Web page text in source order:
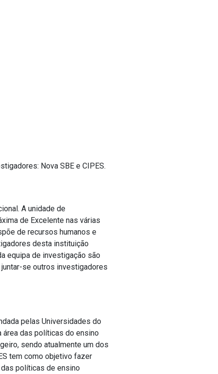
Nova SBE e CIPES.
A unidade de
de Excelente nas várias
de recursos humanos e
desta instituição
equipa de investigação são
se outros investigadores
pelas Universidades do
área das políticas do ensino
sendo atualmente um dos
tem como objetivo fazer
políticas de ensino